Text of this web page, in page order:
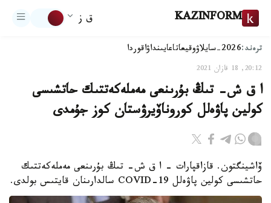
KAZINFORM ق ز
ترەند:2026-سايلاۋ وقيعاتاعايىنداۋاقوردا
20:12, 18 قازان 2021
ا ق ش- تىڭ بۇرىنعى مەملەكەتتىك حاتشىسى
كولين پاۋەلل كوروناۆيرۋستان كوز جۇمدى
ۆاشينگتون. قازاقپارات - ا ق ش- تىڭ بۇرىنعى مەملەكەتتىك
حاتشىسى كولين پاۋەلل COVID-19 سالدارىنان قايتىس بولدى.